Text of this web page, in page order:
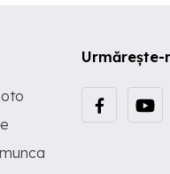
Urmărește-